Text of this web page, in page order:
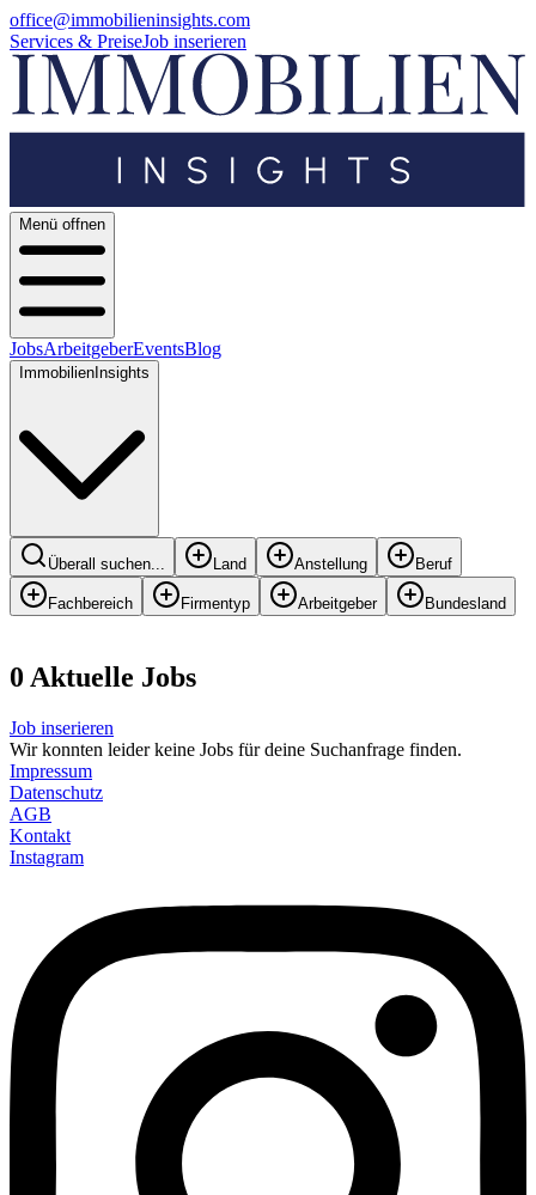
office@immobilieninsights.com
Services & PreiseJob inserieren
Menü offnen
JobsArbeitgeberEventsBlog
ImmobilienInsights
Überall suchen... Land Anstellung Beruf
Fachbereich Firmentyp Arbeitgeber Bundesland
0 Aktuelle Jobs
Job inserieren
Wir konnten leider keine Jobs für deine Suchanfrage finden.
Impressum
Datenschutz
AGB
Kontakt
Instagram